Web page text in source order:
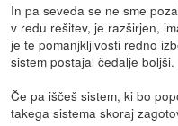
In pa seveda se ne sme
v redu rešitev, je razširjen,
je te pomanjkljivosti redno
sistem postajal čedalje boljši.
Če pa iščeš sistem, ki bo
takega sistema skoraj